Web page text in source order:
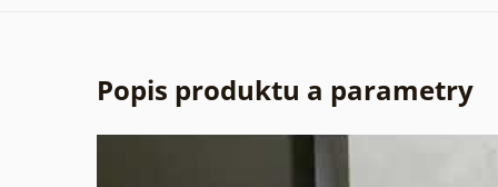
Popis produktu a parametry